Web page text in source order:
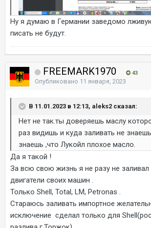
Ну я думаю в Германии заведомо
писать не будут.
FREEMARK1970 43
Опубликовано 11 января, 2023
В 11.01.2023 в 12:13, aleks2 сказал:
Нет не так.ты доверяешь маслу
раз видишь и куда заливать не
знаешь ,что Лукойл плохое масло.
Да я такой !
За всю свою жизнь я не разу не
двигатели своих машин .
Только Shell, Total, LM, Petronas .
Стараюсь заливать импортное
исключение сделал только для